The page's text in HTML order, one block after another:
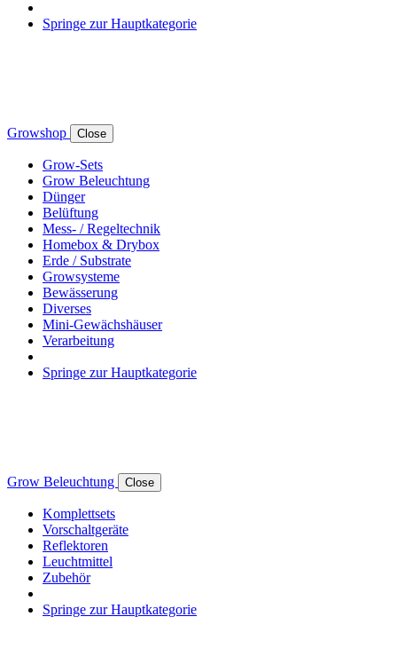
Springe zur Hauptkategorie
Growshop Close
Grow-Sets
Grow Beleuchtung
Dünger
Belüftung
Mess- / Regeltechnik
Homebox & Drybox
Erde / Substrate
Growsysteme
Bewässerung
Diverses
Mini-Gewächshäuser
Verarbeitung
Springe zur Hauptkategorie
Grow Beleuchtung Close
Komplettsets
Vorschaltgeräte
Reflektoren
Leuchtmittel
Zubehör
Springe zur Hauptkategorie